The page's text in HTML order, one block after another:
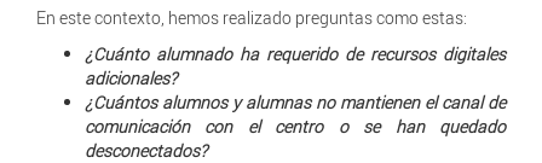
En este contexto, hemos realizado preguntas como estas:
¿Cuánto alumnado ha requerido de recursos digitales
adicionales?
¿Cuántos alumnos y alumnas no mantienen el canal de
comunicación con el centro o se han quedado
desconectados?